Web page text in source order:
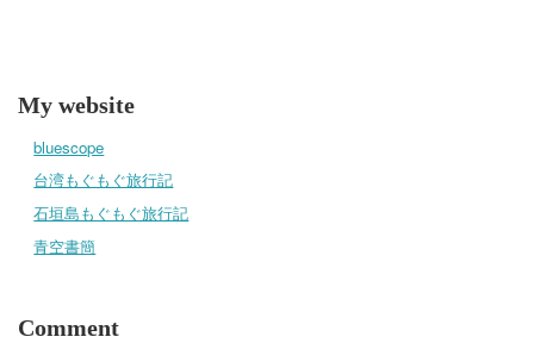
My website
bluescope
台湾もぐもぐ旅行記
石垣島もぐもぐ旅行記
青空書簡
Comment